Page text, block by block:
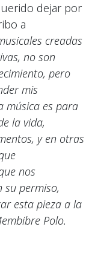
dejar por
a
creadas
no son
pero
mis
música es para
la vida,
y en otras
nos
permiso,
esta pieza a la
Polo.